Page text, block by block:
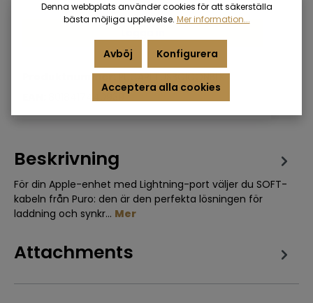
Produktnummer:PUCAPLTUSBCICONBLK
Beskrivning
För din Apple-enhet med Lightning-port väljer du SOFT-
kabeln från Puro: den är den perfekta lösningen för
laddning och synkr… Mer
Attachments
Denna webbplats använder cookies för att säkerställa
bästa möjliga upplevelse. Mer information...
Avböj Konfigurera
Acceptera alla cookies